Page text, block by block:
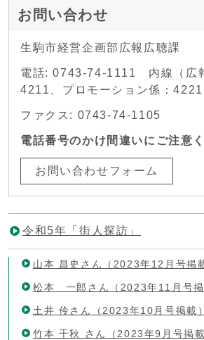
お問い合わせ
生駒市経営企画部広報広聴課
電話: 0743-74-1111 内線（広
4211、プロモーション係：4221
ファクス: 0743-74-1105
電話番号のかけ間違いにご注意
お問い合わせフォーム
令和5年「街人探訪」
山本 昌史さん（2023年12月号掲
松本 一郎さん（2023年11月号掲
土井 伶さん（2023年10月号掲載）
竹本 千秋 さん（2023年9月号掲載